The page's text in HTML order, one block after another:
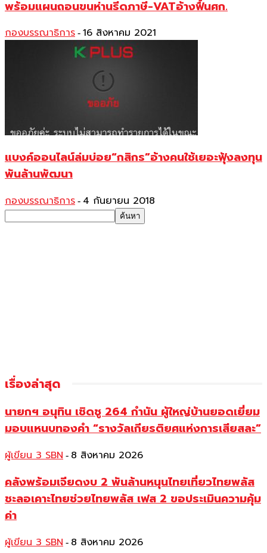
พร้อมแผนถอนขนห่านรีดภาษี-VATอ้างฟื้นศก.
กองบรรณาธิการ - 16 สิงหาคม 2021
แบงค์ออนไลน์ล่มบ่อย“กสิกร”อ้างคนใช้เยอะฟุ้งลงทุน
พันล้านพัฒนา
กองบรรณาธิการ - 4 กันยายน 2018
เรื่องล่าสุด
นายกฯ อนุทิน เชิดชู 264 กำนัน ผู้ใหญ่บ้านยอดเยี่ยม
มอบแหนบทองคำ “รางวัลเกียรติยศแห่งการเสียสละ”
ผู้เขียน 3 SBN - 8 สิงหาคม 2026
คลังพร้อมเจียดงบ 2 พันล้านหนุนไทยเที่ยวไทยพลัส
ชะลอเคาะไทยช่วยไทยพลัส เฟส 2 ขอประเมินความคุ้ม
ค่า
ผู้เขียน 3 SBN - 8 สิงหาคม 2026